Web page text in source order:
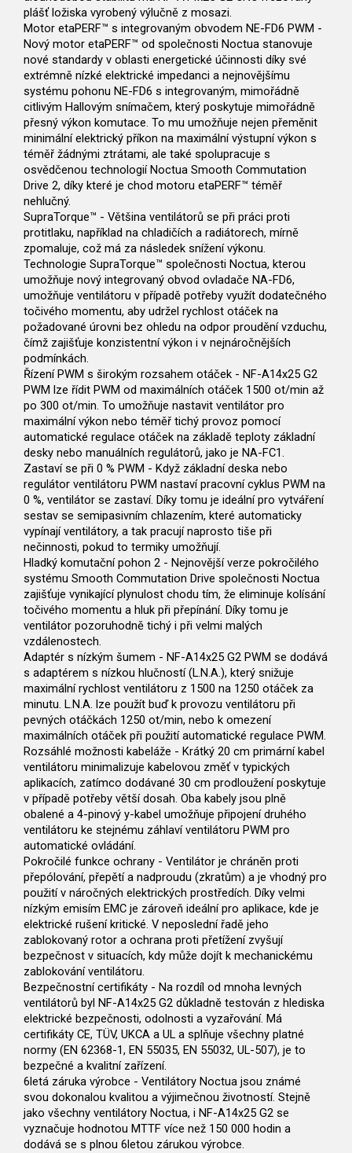
plášť ložiska vyrobený výlučně z mosazi.
Motor etaPERF™ s integrovaným obvodem NE-FD6 PWM -
Nový motor etaPERF™ od společnosti Noctua stanovuje
nové standardy v oblasti energetické účinnosti díky své
extrémně nízké elektrické impedanci a nejnovějšímu
systému pohonu NE-FD6 s integrovaným, mimořádně
citlivým Hallovým snímačem, který poskytuje mimořádně
přesný výkon komutace. To mu umožňuje nejen přeměnit
minimální elektrický příkon na maximální výstupní výkon s
téměř žádnými ztrátami, ale také spolupracuje s
osvědčenou technologií Noctua Smooth Commutation
Drive 2, díky které je chod motoru etaPERF™ téměř
nehlučný.
SupraTorque™ - Většina ventilátorů se při práci proti
protitlaku, například na chladičích a radiátorech, mírně
zpomaluje, což má za následek snížení výkonu.
Technologie SupraTorque™ společnosti Noctua, kterou
umožňuje nový integrovaný obvod ovladače NA-FD6,
umožňuje ventilátoru v případě potřeby využít dodatečného
točivého momentu, aby udržel rychlost otáček na
požadované úrovni bez ohledu na odpor proudění vzduchu,
čímž zajišťuje konzistentní výkon i v nejnáročnějších
podmínkách.
Řízení PWM s širokým rozsahem otáček - NF-A14x25 G2
PWM lze řídit PWM od maximálních otáček 1500 ot/min až
po 300 ot/min. To umožňuje nastavit ventilátor pro
maximální výkon nebo téměř tichý provoz pomocí
automatické regulace otáček na základě teploty základní
desky nebo manuálních regulátorů, jako je NA-FC1.
Zastaví se při 0 % PWM - Když základní deska nebo
regulátor ventilátoru PWM nastaví pracovní cyklus PWM na
0 %, ventilátor se zastaví. Díky tomu je ideální pro vytváření
sestav se semipasivním chlazením, které automaticky
vypínají ventilátory, a tak pracují naprosto tiše při
nečinnosti, pokud to termiky umožňují.
Hladký komutační pohon 2 - Nejnovější verze pokročilého
systému Smooth Commutation Drive společnosti Noctua
zajišťuje vynikající plynulost chodu tím, že eliminuje kolísání
točivého momentu a hluk při přepínání. Díky tomu je
ventilátor pozoruhodně tichý i při velmi malých
vzdálenostech.
Adaptér s nízkým šumem - NF-A14x25 G2 PWM se dodává
s adaptérem s nízkou hlučností (L.N.A.), který snižuje
maximální rychlost ventilátoru z 1500 na 1250 otáček za
minutu. L.N.A. lze použít buď k provozu ventilátoru při
pevných otáčkách 1250 ot/min, nebo k omezení
maximálních otáček při použití automatické regulace PWM.
Rozsáhlé možnosti kabeláže - Krátký 20 cm primární kabel
ventilátoru minimalizuje kabelovou změť v typických
aplikacích, zatímco dodávané 30 cm prodloužení poskytuje
v případě potřeby větší dosah. Oba kabely jsou plně
obalené a 4-pinový y-kabel umožňuje připojení druhého
ventilátoru ke stejnému záhlaví ventilátoru PWM pro
automatické ovládání.
Pokročilé funkce ochrany - Ventilátor je chráněn proti
přepólování, přepětí a nadproudu (zkratům) a je vhodný pro
použití v náročných elektrických prostředích. Díky velmi
nízkým emisím EMC je zároveň ideální pro aplikace, kde je
elektrické rušení kritické. V neposlední řadě jeho
zablokovaný rotor a ochrana proti přetížení zvyšují
bezpečnost v situacích, kdy může dojít k mechanickému
zablokování ventilátoru.
Bezpečnostní certifikáty - Na rozdíl od mnoha levných
ventilátorů byl NF-A14x25 G2 důkladně testován z hlediska
elektrické bezpečnosti, odolnosti a vyzařování. Má
certifikáty CE, TÜV, UKCA a UL a splňuje všechny platné
normy (EN 62368-1, EN 55035, EN 55032, UL-507), je to
bezpečné a kvalitní zařízení.
6letá záruka výrobce - Ventilátory Noctua jsou známé
svou dokonalou kvalitou a výjimečnou životností. Stejně
jako všechny ventilátory Noctua, i NF-A14x25 G2 se
vyznačuje hodnotou MTTF více než 150 000 hodin a
dodává se s plnou 6letou zárukou výrobce.